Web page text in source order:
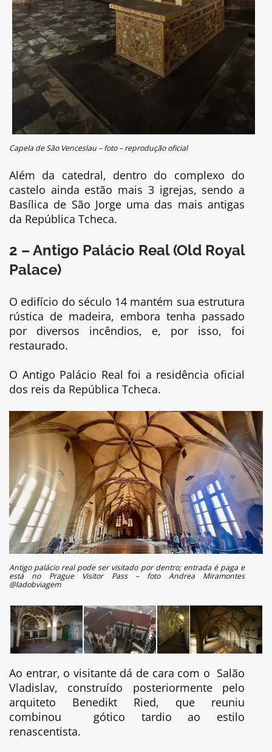
Capela de São Venceslau – foto – reprodução oficial
Além da catedral, dentro do complexo do
castelo ainda estão mais 3 igrejas, sendo a
Basílica de São Jorge uma das mais antigas
da República Tcheca.
2 – Antigo Palácio Real (Old Royal
Palace)
O edifício do século 14 mantém sua estrutura
rústica de madeira, embora tenha passado
por diversos incêndios, e, por isso, foi
restaurado.
O Antigo Palácio Real foi a residência oficial
dos reis da República Tcheca.
Antigo palácio real pode ser visitado por dentro; entrada é paga e
está no Prague Visitor Pass – foto Andrea Miramontes
@ladobviagem
Ao entrar, o visitante dá de cara com o Salão
Vladislav, construído posteriormente pelo
arquiteto Benedikt Ried, que reuniu
combinou gótico tardio ao estilo
renascentista.